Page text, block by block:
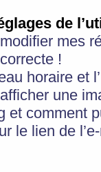
de
mes
!
horaire et
une
et comment
le lien de